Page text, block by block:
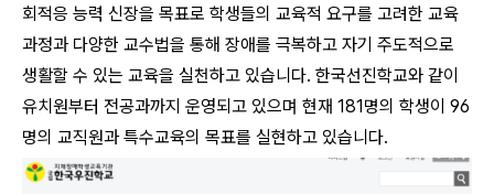
회적응 능력 신장을 목표로 학생들의 교육적 요구를 고려한 교육
과정과 다양한 교수법을 통해 장애를 극복하고 자기 주도적으로
생활할 수 있는 교육을 실천하고 있습니다. 한국선진학교와 같이
유치원부터 전공과까지 운영되고 있으며 현재 181명의 학생이 96
명의 교직원과 특수교육의 목표를 실현하고 있습니다.